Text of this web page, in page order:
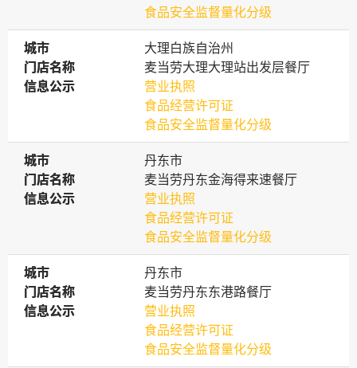
食品安全监督量化分级
城市
城市
大理白族自治州
门店名称
门店名称
麦当劳大理大理站出发层餐厅
信息公示
信息公示
营业执照
食品经营许可证
食品安全监督量化分级
城市
城市
丹东市
门店名称
门店名称
麦当劳丹东金海得来速餐厅
信息公示
信息公示
营业执照
食品经营许可证
食品安全监督量化分级
城市
城市
丹东市
门店名称
门店名称
麦当劳丹东东港路餐厅
信息公示
信息公示
营业执照
食品经营许可证
食品安全监督量化分级